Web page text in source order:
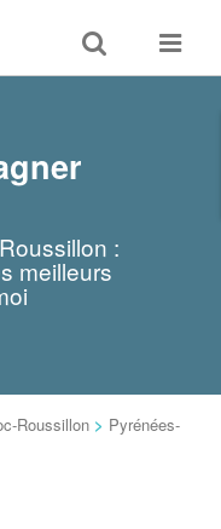
Toggle
search
Toggle
:
meilleurs
Roussillon > Pyrénées-